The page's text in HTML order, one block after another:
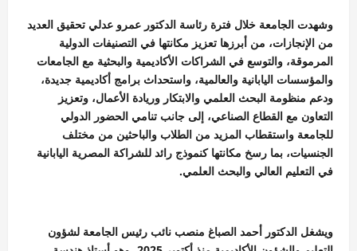
وشهدت الجامعة خلال فترة رئاسة الدكتور عمرو عدلي تحقيق العديد
من الإنجازات، من أبرزها تعزيز مكانتها في التصنيفات الدولية
المرموقة، والتوسع في الشراكات الأكاديمية والبحثية مع الجامعات
والمؤسسات اليابانية والعالمية، واستحداث برامج أكاديمية جديدة،
ودعم منظومة البحث العلمي والابتكار وريادة الأعمال، وتعزيز
التعاون مع القطاع الصناعي، إلى جانب تنامي الحضور الدولي
للجامعة واستقطاب المزيد من الطلاب والباحثين من مختلف
الجنسيات، بما رسخ مكانتها كنموذج رائد للشراكة المصرية اليابانية
في التعليم العالي والبحث العلمي.
ويشغل الدكتور أحمد الصباغ منصب نائب رئيس الجامعة لشؤون